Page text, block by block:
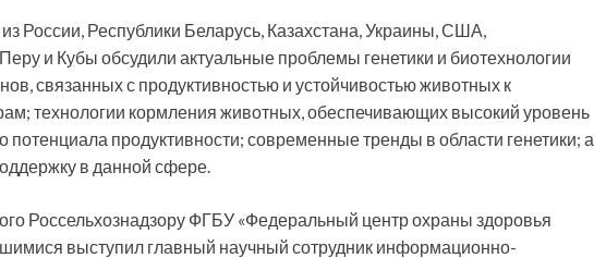
России, Республики Беларусь, Казахстана, Украины, США,
и Кубы обсудили актуальные проблемы генетики и биотехнологии
связанных с продуктивностью и устойчивостью животных к
технологии кормления животных, обеспечивающих высокий уровень
потенциала продуктивности; современные тренды в области генетики; а
в данной сфере.
Россельхознадзору ФГБУ «Федеральный центр охраны здоровья
выступил главный научный сотрудник информационно-